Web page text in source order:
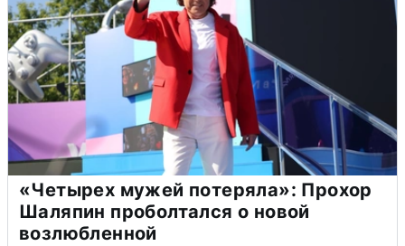
«Четырех мужей потеряла»: Прохор
Шаляпин проболтался о новой
возлюбленной